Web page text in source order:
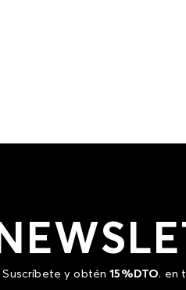
Suscríbete y obtén15%DTO. en